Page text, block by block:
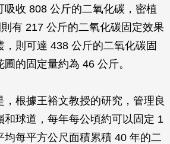
吸收 808 公斤的二氧化碳，密植
有 217 公斤的二氧化碳固定效果
，則可達 438 公斤的二氧化碳固
的固定量約為 46 公斤。
根據王裕文教授的研究，管理良
和球道，每年每公頃約可以固定 1
均每平方公尺面積累積 40 年的二